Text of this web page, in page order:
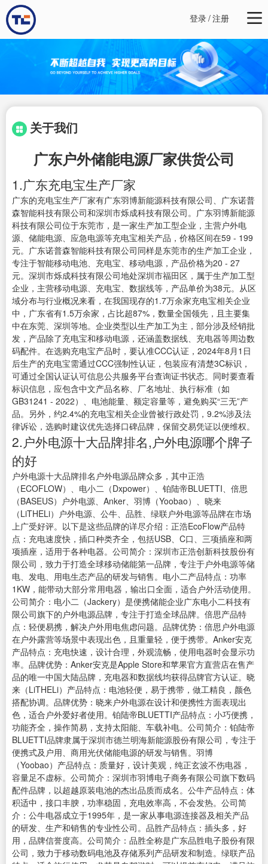
登录/注册
关于我们
广东户外储能电源厂家供货公司
1.广东充电宝生产厂家
广东的充电宝生产厂家有广东羽博新能源科技有限公司、广东诺普
森智能科技有限公司和深圳市烁成科技有限公司。广东羽博新能源
科技有限公司位于东莞市，是一家生产加工型企业，主营户外电
源、储能电源、应急电源等充电宝相关产品，价格区间在59 - 199
元。广东诺普森智能科技有限公司同样是东莞市的生产加工企业，
专注于智能移动电池、充电宝、移动电源，产品价格为20 - 27
元。深圳市烁成科技有限公司地处深圳市福田区，属于生产加工型
企业，主营移动电源、充电宝、数据线等，产品单价为38元。从区
域分布与行业概况来看，在我国现存的1.7万余家充电宝相关企业
中，广东省有1.5万余家，占比超87%，数量全国领先，且主要集
中在东莞、深圳等地。企业类型以生产加工为主，部分涉及经销批
发，产品除了充电宝和移动电源，还涵盖数据线、充电器等周边数
码配件。在选购充电宝产品时，要认准CCC认证，2024年8月1日
后生产的充电宝需通过CCC强制性认证，包装应有清楚3C标识，
可通过全国认证认可信息公共服务平台查询证书状态。同时要查看
标识信息，应包含中文产品名称、厂名地址、执行标准（如
GB31241 - 2022）、电池能量、额定容量等，避免购买“三无”产
品。另外，约2.4%的充电宝相关企业曾被行政处罚，9.2%涉及法
律诉讼，选购时建议优先选择口碑品牌，保留交易凭证以便维权。
2.户外电源十大品牌排名,户外电源哪个牌子
的好
户外电源十大品牌排名户外电源品牌众多，其中正浩
（ECOFLOW）、电小二（Dxpower）、铂陆帝BLUETTI、倍思
（BASEUS）户外电源、Anker、羽博（Yoobao）、晓来
（LiTHELi）户外电源、公牛、品胜、绿联户外电源等品牌在市场
上广受好评。以下是这些品牌的详尽介绍：正浩EcoFlow产品特
点：充电速度快，插口种类齐全，包括USB、C口、三项插座和两
项插座，适用于各种电器。公司简介：深圳市正浩创新科技股份有
限公司，致力于打造全球移动储能第一品牌，专注于户外电源等储
电、发电、用电生态产品的研发与销售。电小二产品特点：功率
1KW，能带动大部分常用电器，输出口全面，适合户外活动使用。
公司简介：电小二（Jackery）是便携储能企业广东电小二科技有
限公司旗下的户外电源品牌，专注于打造全球品牌。倍思产品特
点：轻便易携，解决户外用电焦虑问题。品牌优势：倍思户外电源
在户外露营等场景中表现出色，且重量轻，便于携带。Anker安克
产品特点：充电快速，设计合理，外观流畅，使用电器时会显示功
率。品牌优势：Anker安克是Apple Store和苹果官方直营店在售产
品的唯一中国大陆品牌，充电器和数据线均获得品牌官方认证。晓
来（LiTHELi）产品特点：电池轻便，易于携带，做工精良，颜色
搭配协调。品牌优势：晓来户外电源在设计和便携性方面表现出
色，适合户外爱好者使用。铂陆帝BLUETTI产品特点：小巧便携，
功能齐全，操作简易，支持太阳能、车载补电。公司简介：铂陆帝
BLUETTI品牌隶属于深圳市德兰明海新能源股份有限公司，专注于
便携式及户用、商用光伏储能电源的研发与销售。羽博
（Yoobao）产品特点：质量好，设计美观，纯正玄波不伤电器，
容量足不虚标。公司简介：深圳市羽博电子商务有限公司旗下数码
配件品牌，以超越原装电池的杰出品质而成名。公牛产品特点：体
积适中，接口丰腴，功率稳固，充电效率高，不会发热。公司简
介：公牛电器成立于1995年，是一家从事电源连接器及相关产品
的研发、生产和销售的专业性公司。品胜产品特点：插头多，好
用，品牌信誉度高。公司简介：品胜全称是广东品胜电子股份有限
公司，致力于移动数码电池及存储系列产品研发和制造。绿联产品